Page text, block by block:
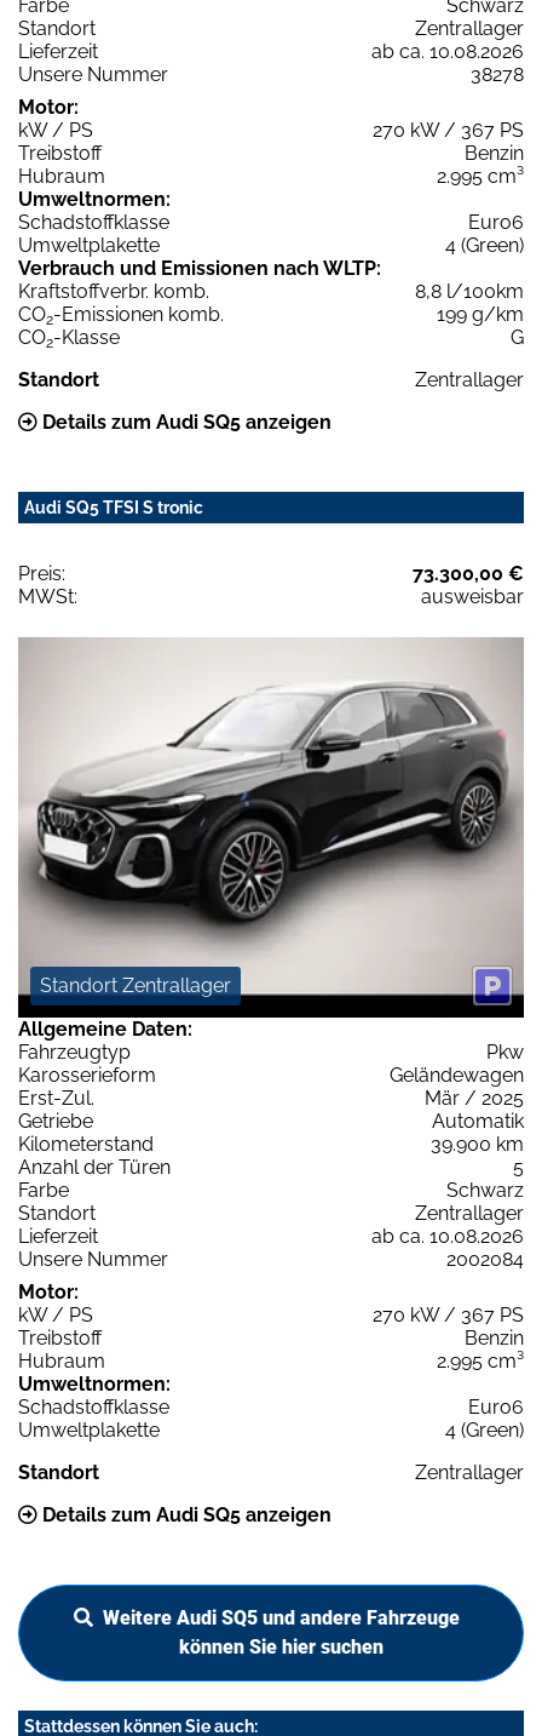
Farbe
Schwarz
Standort
Zentrallager
Lieferzeit
ab ca. 10.08.2026
Unsere Nummer
38278
Motor:
kW / PS
270 kW / 367 PS
Treibstoff
Benzin
Hubraum
2.995 cm³
Umweltnormen:
Schadstoffklasse
Euro6
Umweltplakette
4 (Green)
Verbrauch und Emissionen nach WLTP:
Kraftstoffverbr. komb.
8,8 l/100km
CO2-Emissionen komb.
199 g/km
CO2-Klasse
G
Standort
Zentrallager
Details zum Audi SQ5 anzeigen
Audi SQ5 TFSI S tronic
Preis:
73.300,00 €
MWSt:
ausweisbar
Standort Zentrallager
Allgemeine Daten:
Fahrzeugtyp
Pkw
Karosserieform
Geländewagen
Erst-Zul.
Mär / 2025
Getriebe
Automatik
Kilometerstand
39.900 km
Anzahl der Türen
5
Farbe
Schwarz
Standort
Zentrallager
Lieferzeit
ab ca. 10.08.2026
Unsere Nummer
2002084
Motor:
kW / PS
270 kW / 367 PS
Treibstoff
Benzin
Hubraum
2.995 cm³
Umweltnormen:
Schadstoffklasse
Euro6
Umweltplakette
4 (Green)
Standort
Zentrallager
Details zum Audi SQ5 anzeigen
Weitere Audi SQ5 und andere Fahrzeuge
können Sie hier suchen
Stattdessen können Sie auch: